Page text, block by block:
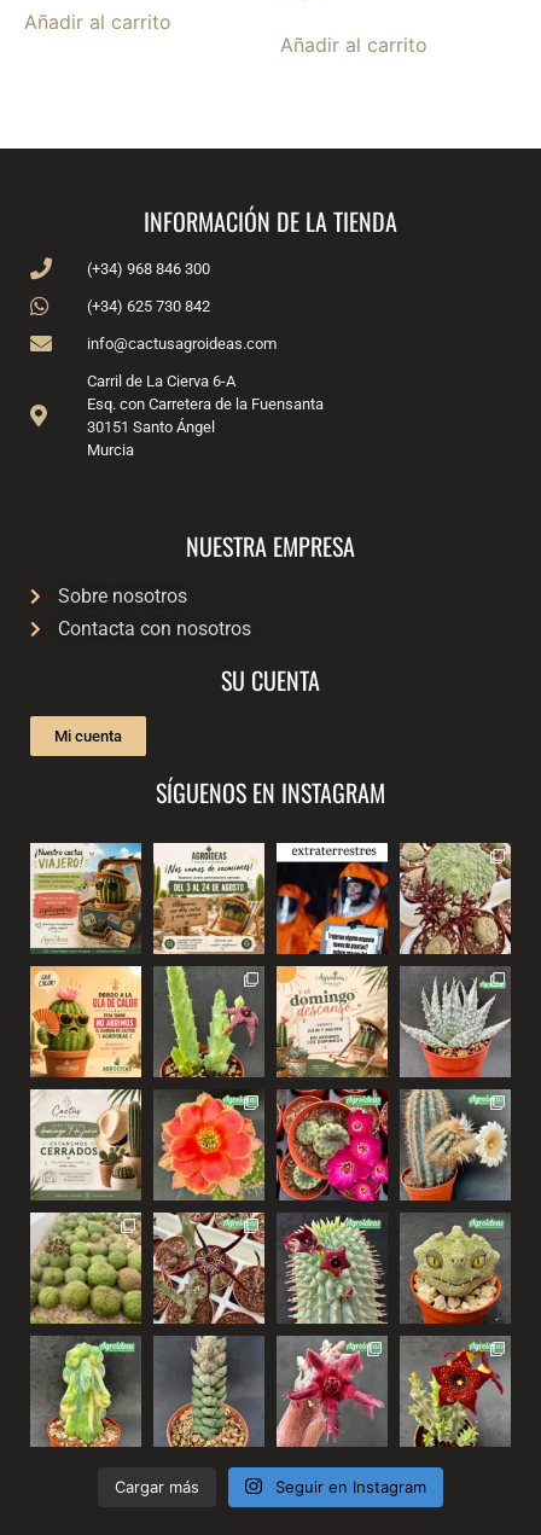
Añadir al carrito
Añadir al carrito
INFORMACIÓN DE LA TIENDA
(+34) 968 846 300
(+34) 625 730 842
info@cactusagroideas.com
Carril de La Cierva 6-A
Esq. con Carretera de la Fuensanta
30151 Santo Ángel
Murcia
NUESTRA EMPRESA
Sobre nosotros
Contacta con nosotros
SU CUENTA
Mi cuenta
SÍGUENOS EN INSTAGRAM
Cargar más Seguir en Instagram